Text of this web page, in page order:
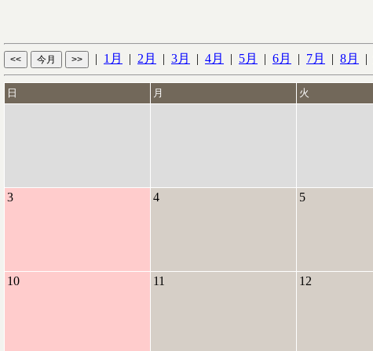
| 1月 | 2月 | 3月 | 4月 | 5月 | 6月 | 7月 | 8月 |
日 月 火
3 4 5
10 11 12